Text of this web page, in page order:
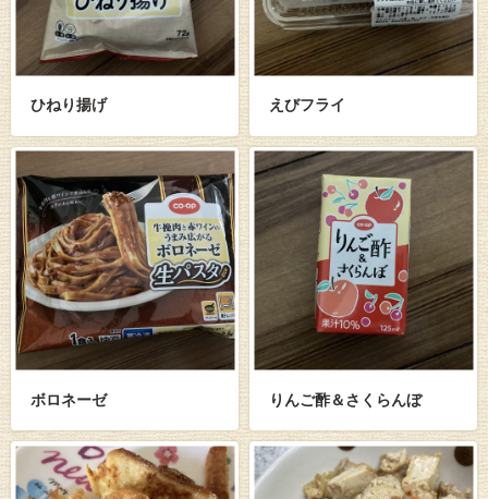
ひねり揚げ えびフライ
ボロネーゼ りんご酢＆さくらんぼ